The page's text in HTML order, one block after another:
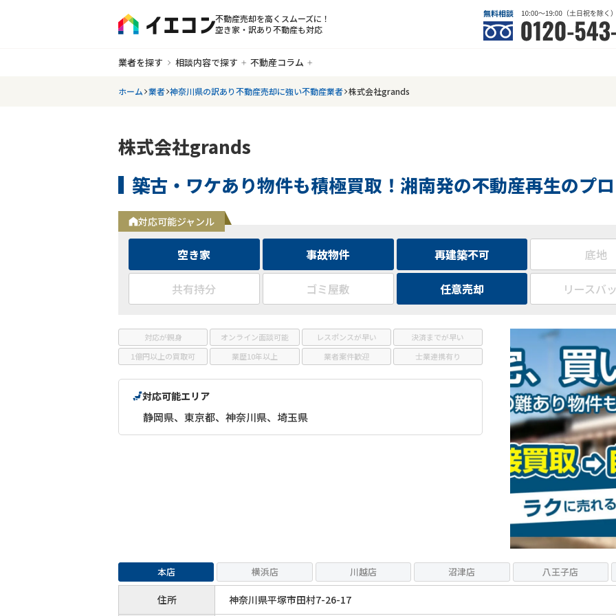
不動産売却を高くスムーズに！
空き家・訳あり不動産も対応
業者を探す 相談内容で探す 不動産コラム
ホーム 業者 神奈川県の訳あり不動産売却に強い不動産業者 株式会社grands
株式会社grands
築古・ワケあり物件も積極買取！湘南発の不動産再生のプ
対応可能ジャンル
空き家 事故物件 再建築不可 底地
共有持分 ゴミ屋敷 任意売却 リースバ
対応が親身 オンライン面談可能 レスポンスが早い
決済までが早い
1億円以上の買取可
業歴10年以上 業者案件歓迎 士業連携有り
対応可能エリア
静岡県、東京都、神奈川県、埼玉県
本店 横浜店 川越店 沼津店 八王子店
住所 神奈川県平塚市田村7-26-17